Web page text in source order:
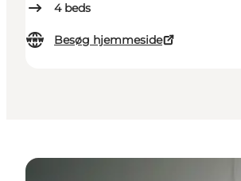
4 beds
Besøg hjemmeside